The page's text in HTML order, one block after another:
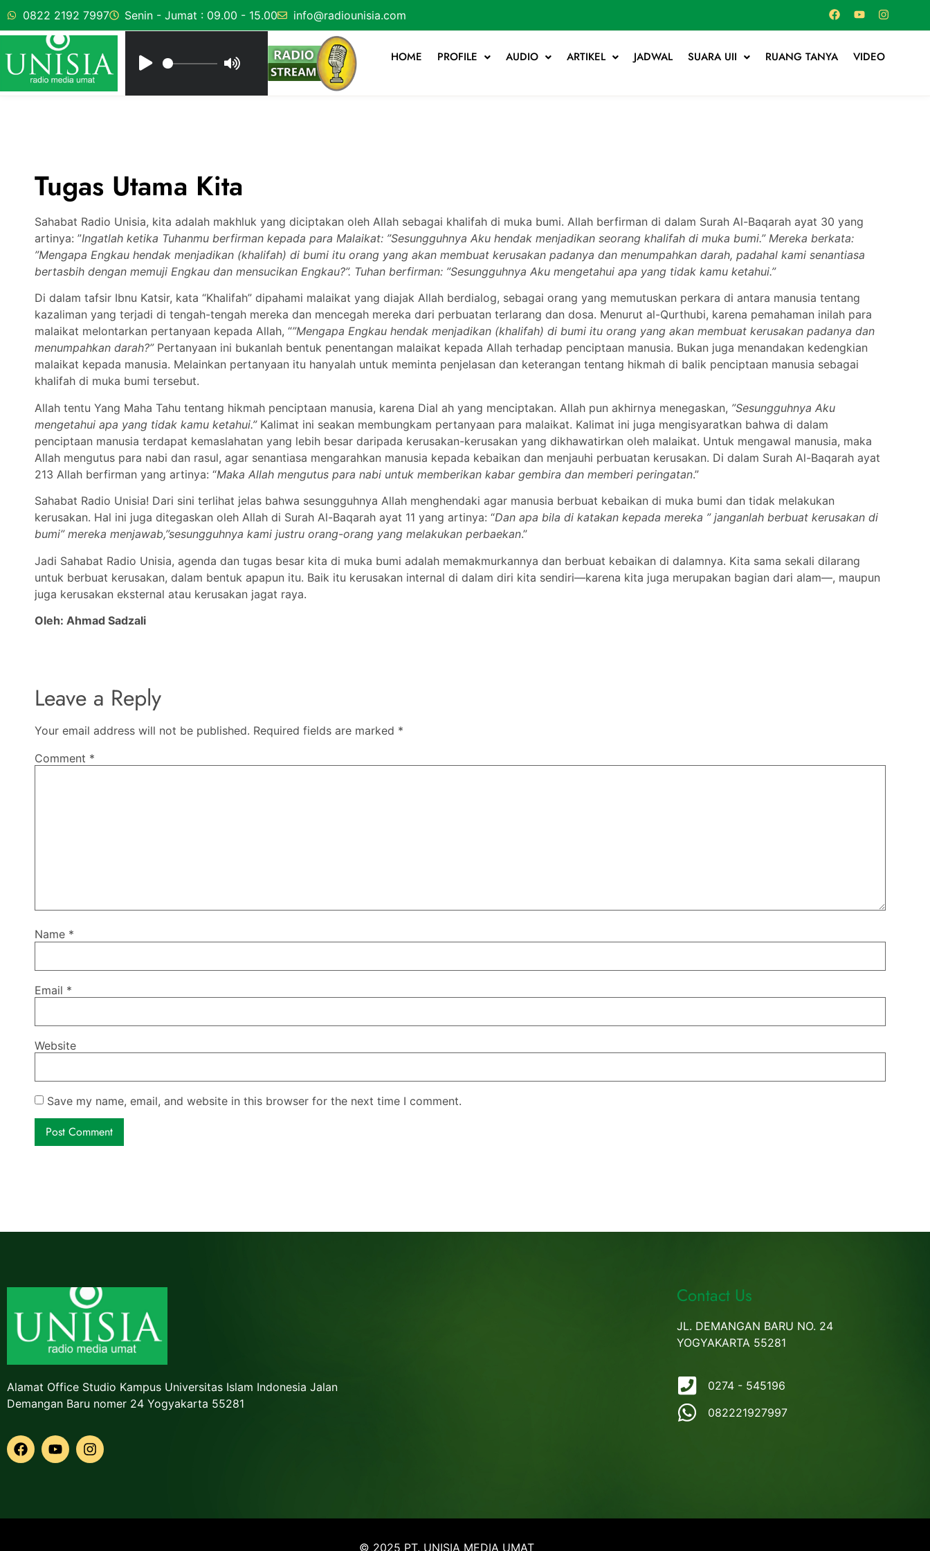
0822 2192 7997 Senin - Jumat : 09.00 - 15.00 info@radiounisia.com
HOME PROFILE AUDIO ARTIKEL JADWAL SUARA UII RUANG TANYA VIDEO
Tugas Utama Kita
Sahabat Radio Unisia, kita adalah makhluk yang diciptakan oleh Allah sebagai khalifah di muka bumi. Allah berfirman di dalam Surah Al-Baqarah ayat 30 yang
artinya: ”Ingatlah ketika Tuhanmu berfirman kepada para Malaikat: ”Sesungguhnya Aku hendak menjadikan seorang khalifah di muka bumi.” Mereka berkata:
”Mengapa Engkau hendak menjadikan (khalifah) di bumi itu orang yang akan membuat kerusakan padanya dan menumpahkan darah, padahal kami senantiasa
bertasbih dengan memuji Engkau dan mensucikan Engkau?”. Tuhan berfirman: ”Sesungguhnya Aku mengetahui apa yang tidak kamu ketahui.”
Di dalam tafsir Ibnu Katsir, kata “Khalifah” dipahami malaikat yang diajak Allah berdialog, sebagai orang yang memutuskan perkara di antara manusia tentang
kazaliman yang terjadi di tengah-tengah mereka dan mencegah mereka dari perbuatan terlarang dan dosa. Menurut al-Qurthubi, karena pemahaman inilah para
malaikat melontarkan pertanyaan kepada Allah, “”Mengapa Engkau hendak menjadikan (khalifah) di bumi itu orang yang akan membuat kerusakan padanya dan
menumpahkan darah?”Pertanyaan ini bukanlah bentuk penentangan malaikat kepada Allah terhadap penciptaan manusia. Bukan juga menandakan kedengkian
malaikat kepada manusia. Melainkan pertanyaan itu hanyalah untuk meminta penjelasan dan keterangan tentang hikmah di balik penciptaan manusia sebagai
khalifah di muka bumi tersebut.
Allah tentu Yang Maha Tahu tentang hikmah penciptaan manusia, karena Dial ah yang menciptakan. Allah pun akhirnya menegaskan, ”Sesungguhnya Aku
mengetahui apa yang tidak kamu ketahui.” Kalimat ini seakan membungkam pertanyaan para malaikat. Kalimat ini juga mengisyaratkan bahwa di dalam
penciptaan manusia terdapat kemaslahatan yang lebih besar daripada kerusakan-kerusakan yang dikhawatirkan oleh malaikat. Untuk mengawal manusia, maka
Allah mengutus para nabi dan rasul, agar senantiasa mengarahkan manusia kepada kebaikan dan menjauhi perbuatan kerusakan. Di dalam Surah Al-Baqarah ayat
213 Allah berfirman yang artinya: “Maka Allah mengutus para nabi untuk memberikan kabar gembira dan memberi peringatan.”
Sahabat Radio Unisia! Dari sini terlihat jelas bahwa sesungguhnya Allah menghendaki agar manusia berbuat kebaikan di muka bumi dan tidak melakukan
kerusakan. Hal ini juga ditegaskan oleh Allah di Surah Al-Baqarah ayat 11 yang artinya: “Dan apa bila di katakan kepada mereka ” janganlah berbuat kerusakan di
bumi” mereka menjawab,”sesungguhnya kami justru orang-orang yang melakukan perbaekan.”
Jadi Sahabat Radio Unisia, agenda dan tugas besar kita di muka bumi adalah memakmurkannya dan berbuat kebaikan di dalamnya. Kita sama sekali dilarang
untuk berbuat kerusakan, dalam bentuk apapun itu. Baik itu kerusakan internal di dalam diri kita sendiri—karena kita juga merupakan bagian dari alam—, maupun
juga kerusakan eksternal atau kerusakan jagat raya.
Oleh: Ahmad Sadzali
Leave a Reply
Your email address will not be published. Required fields are marked *
Comment *
Name *
Email *
Website
Save my name, email, and website in this browser for the next time I comment.
Alamat Office Studio Kampus Universitas Islam Indonesia Jalan
Demangan Baru nomer 24 Yogyakarta 55281
Contact Us
JL. DEMANGAN BARU NO. 24
YOGYAKARTA 55281
0274 - 545196
082221927997
© 2025 PT. UNISIA MEDIA UMAT